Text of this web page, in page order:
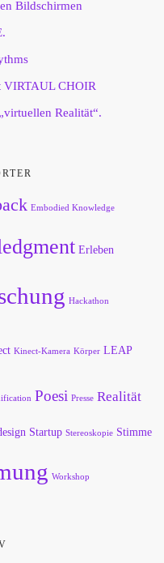
Bildschirmen
VIRTAUL CHOIR
Realität“.
Embodied Knowledge
Erleben
Hackathon
Kinect-Kamera Körper LEAP
Poesi Presse Realität
Startup Stereoskopie Stimme
Workshop